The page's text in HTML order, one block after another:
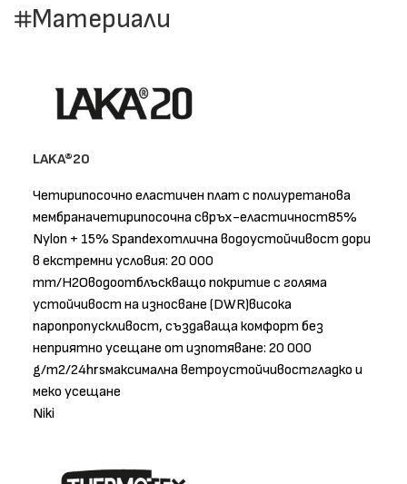
Материали
LAKA®20
Четирипосочно еластичен плат с полиуретанова
мембраначетирипосочна свръх-еластичност85%
Nylon + 15% Spandexотлична водоустойчивост дори
в екстремни условия: 20 000
mm/H2Oводоотблъскващо покритие с голяма
устойчивост на износване (DWR)висока
паропропускливост, създаваща комфорт без
неприятно усещане от изпотяване: 20 000
g/m2/24hrsмаксимална ветроустойчивостгладко и
меко усещане
Niki